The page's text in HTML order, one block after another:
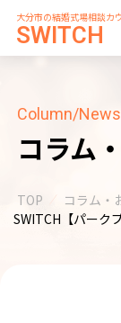
大分市の結婚式場相談カ
SWITCH
Column/News
コラム
TOP コラム・
SWITCH【パーク